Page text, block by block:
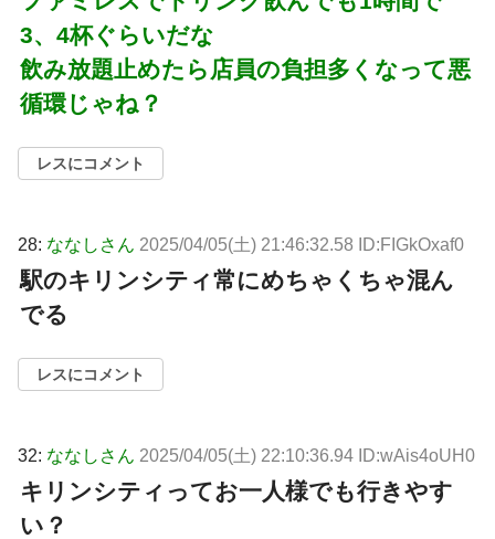
3、4杯ぐらいだな
飲み放題止めたら店員の負担多くなって悪
循環じゃね？
レスにコメント
28: ななしさん 2025/04/05(土) 21:46:32.58 ID:FIGkOxaf0
駅のキリンシティ常にめちゃくちゃ混ん
でる
レスにコメント
32: ななしさん 2025/04/05(土) 22:10:36.94 ID:wAis4oUH0
キリンシティってお一人様でも行きやす
い？